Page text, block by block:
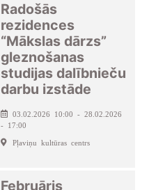
Radošās
rezidences
“Mākslas dārzs”
gleznošanas
studijas dalībnieču
darbu izstāde
03.02.2026 10:00 - 28.02.2026
- 17:00
Pļaviņu kultūras centrs
Februāris